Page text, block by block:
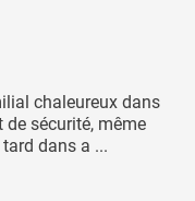
chaleureux dans
sécurité, même
dans a ...